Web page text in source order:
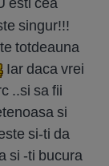
singur!!!
totdeauna
Iar daca vrei
..si sa fii
si
si-ti da
si -ti bucura